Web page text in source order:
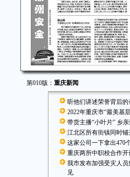
第010版： 重庆新闻
听他们讲述荣誉背后的
2022年重庆市“最美基
带货主播“小叶片” 乡
江北区所有街镇同时
这家公司一下拿出470
重庆两所中职校合作开
我市发布加强受灾人
见